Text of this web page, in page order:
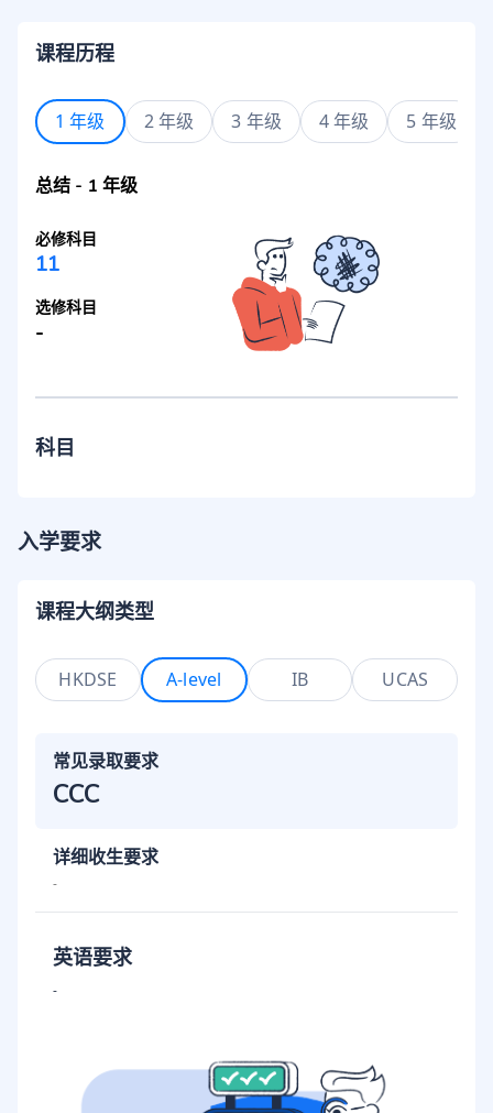
课程历程
1 年级 2 年级 3 年级 4 年级 5 年级
总结 - 1 年级
必修科目
11
选修科目
-
科目
入学要求
课程大纲类型
HKDSE A-level IB UCAS
常见录取要求
CCC
详细收生要求
-
英语要求
-